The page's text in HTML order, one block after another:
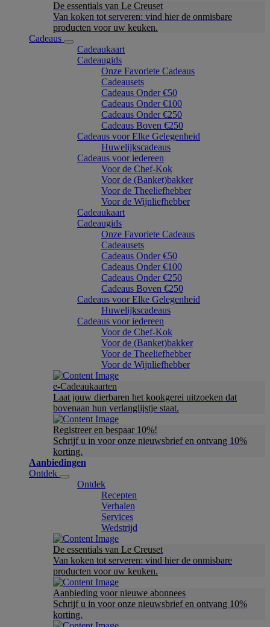
De essentials van Le Creuset
Van koken tot serveren: vind hier de onmisbare
producten voor uw keuken.
Cadeaus
Cadeaukaart
Cadeaugids
Onze Favoriete Cadeaus
Cadeausets
Cadeaus Onder €50
Cadeaus Onder €100
Cadeaus Onder €250
Cadeaus Boven €250
Cadeaus voor Elke Gelegenheid
Huwelijkscadeaus
Cadeaus voor iedereen
Voor de Chef-Kok
Voor de (Banket)bakker
Voor de Theeliefhebber
Voor de Wijnliefhebber
Cadeaukaart
Cadeaugids
Onze Favoriete Cadeaus
Cadeausets
Cadeaus Onder €50
Cadeaus Onder €100
Cadeaus Onder €250
Cadeaus Boven €250
Cadeaus voor Elke Gelegenheid
Huwelijkscadeaus
Cadeaus voor iedereen
Voor de Chef-Kok
Voor de (Banket)bakker
Voor de Theeliefhebber
Voor de Wijnliefhebber
e-Cadeaukaarten
Laat jouw dierbaren het kookgerei uitzoeken dat
bovenaan hun verlanglijstje staat.
Registreer en bespaar 10%!
Schrijf u in voor onze nieuwsbrief en ontvang 10%
korting.
Aanbiedingen
Ontdek
Ontdek
Recepten
Verhalen
Services
Wedstrijd
De essentials van Le Creuset
Van koken tot serveren: vind hier de onmisbare
producten voor uw keuken.
Aanbieding voor nieuwe abonnees
Schrijf u in voor onze nieuwsbrief en ontvang 10%
korting.